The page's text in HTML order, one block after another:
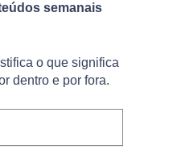
semanais
o que significa
dentro e por fora.